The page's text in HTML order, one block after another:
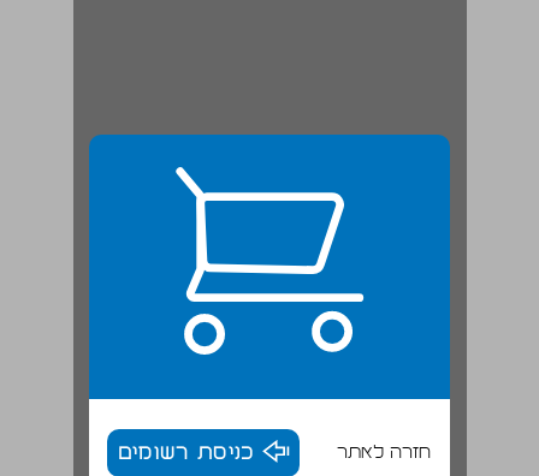
חזרה לאתר כניסת רשומים